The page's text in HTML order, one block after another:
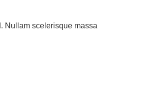
Nullam scelerisque massa